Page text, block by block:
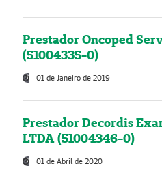
Prestador Oncoped
(51004335-0)
01 de Janeiro de 2019
Prestador Decordis
LTDA (51004346-0)
01 de Abril de 2020